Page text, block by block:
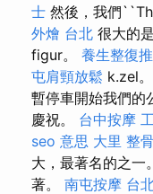
士 然後，我們
外燴 台北 很大的
figur。 養生整復
屯肩頸放鬆 k.zel。
暫停車開始我們的
慶祝。 台中按摩
seo 意思 大里 整骨
大，最著名的之一
著。 南屯按摩 台